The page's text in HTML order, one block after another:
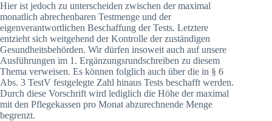
Hier ist jedoch zu unterscheiden zwischen der maximal
monatlich abrechenbaren Testmenge und der
eigenverantwortlichen Beschaffung der Tests. Letztere
entzieht sich weitgehend der Kontrolle der zuständigen
Gesundheitsbehörden. Wir dürfen insoweit auch auf unsere
Ausführungen im 1. Ergänzungsrundschreiben zu diesem
Thema verweisen. Es können folglich auch über die in § 6
Abs. 3 TestV festgelegte Zahl hinaus Tests beschafft werden.
Durch diese Vorschrift wird lediglich die Höhe der maximal
mit den Pflegekassen pro Monat abzurechnende Menge
begrenzt.